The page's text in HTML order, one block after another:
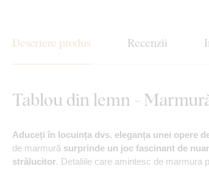
Descriere produs Recenzii
Tablou din lemn -
Aduceți în locuința dvs. eleganța unei opere
de marmură surprinde un joc fascinant de
strălucitor. Detaliile care amintesc de marmura